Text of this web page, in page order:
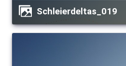
Schleierdeltas_019